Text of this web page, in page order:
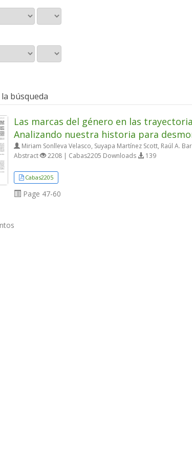
búsqueda
Las marcas del género en las
Analizando nuestra historia para
Miriam Sonlleva Velasco, Suyapa Martínez Scott, Raúl A.
Abstract
2208 | Cabas2205 Downloads 139
Cabas2205
Page 47-60